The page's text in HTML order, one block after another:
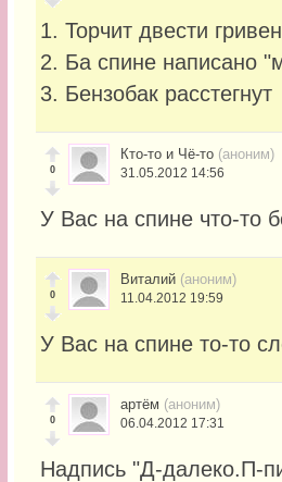
1. Торчит двести гривен
2. Ба спине написано
3. Бензобак расстегнут
0
Кто-то и Чё-то (аноним)
31.05.2012 14:56
У Вас на спине что-то
0
Виталий (аноним)
11.04.2012 19:59
У Вас на спине то-то
0
артём (аноним)
06.04.2012 17:31
Надпись "Д-далеко.П-